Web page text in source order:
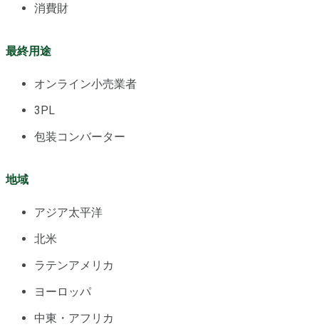
消費財
最終用途
オンライン小売業者
3PL
包装コンバーター
地域
アジア太平洋
北米
ラテンアメリカ
ヨーロッパ
中東・アフリカ